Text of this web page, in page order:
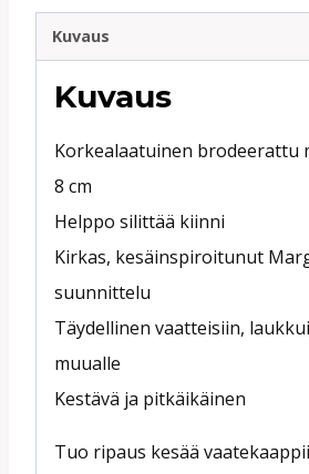
Kuvaus
Kuvaus
Korkealaatuinen brodeerattu
8 cm
Helppo silittää kiinni
Kirkas, kesäinspiroitunut
suunnittelu
Täydellinen vaatteisiin,
muualle
Kestävä ja pitkäikäinen
Tuo ripaus kesää